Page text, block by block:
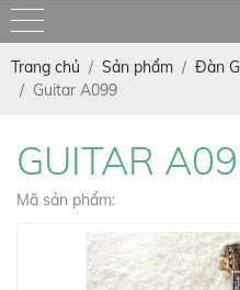
Trang chủ Sản phẩm
Đàn
Guitar A099
GUITAR
Mã sản phẩm: